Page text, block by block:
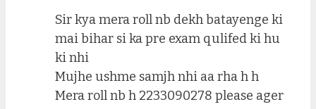
Sir kya mera roll nb dekh batayenge ki
mai bihar si ka pre exam qulifed ki hu
ki nhi
Mujhe ushme samjh nhi aa rha h h
Mera roll nb h 2233090278 please ager